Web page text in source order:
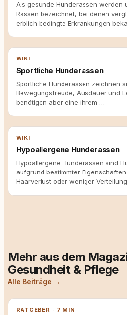
Als gesunde Hunderassen werden
Rassen bezeichnet, bei denen
erblich bedingte Erkrankungen
WIKI
Sportliche Hunderassen
Sportliche Hunderassen zeichnen
Bewegungsfreude, Ausdauer und
benötigen aber eine ihrem …
WIKI
Hypoallergene Hunderassen
Hypoallergene Hunderassen sind
aufgrund bestimmter
Haarverlust oder weniger
Mehr aus dem
Gesundheit & Pflege
Alle Beiträge →
RATGEBER · 7 MIN